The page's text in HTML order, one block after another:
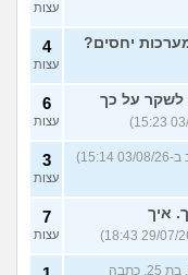
עצות
יחסים? 4
עצות
לשקר על כך
6
עצות
3
עצות
איך
7
עצות
(lili, בת 25, כתבה